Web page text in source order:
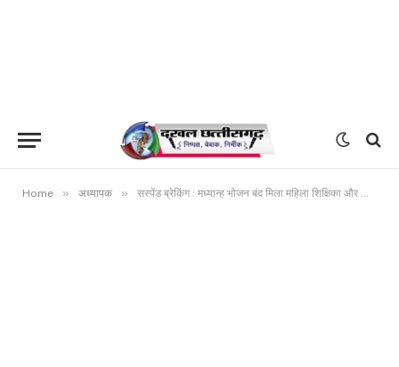
Home » अध्यापक » सस्पेंड ब्रेकिंग : मध्यान्ह भोजन बंद मिला महिला शिक्षिका और सीएसी निलंबित